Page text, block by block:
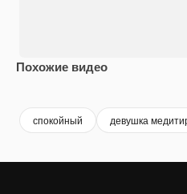
Похожие видео
спокойный девушка